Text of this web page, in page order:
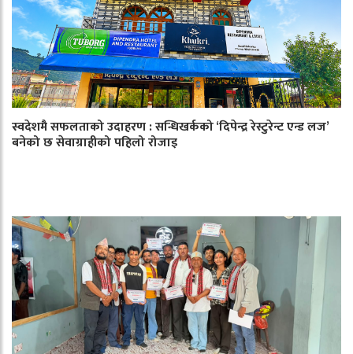
स्वदेशमै सफलताको उदाहरण : सन्धिखर्कको ‘दिपेन्द्र रेस्टुरेन्ट एन्ड लज’
बनेको छ सेवाग्राहीको पहिलो रोजाइ